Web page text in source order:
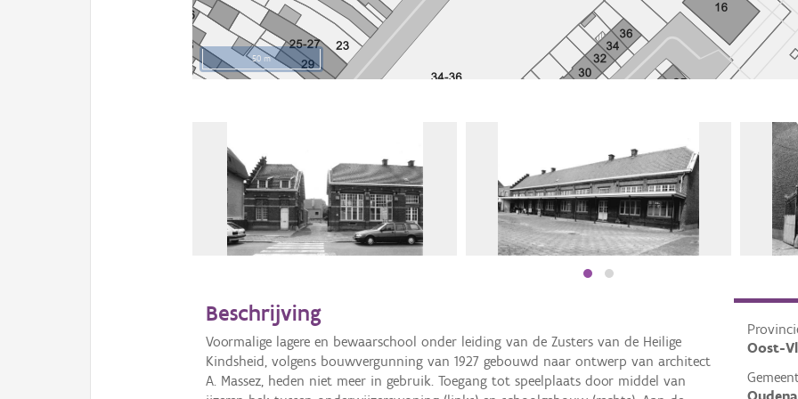
50 m
Oost-
Beschrijving
Voormalige lagere en bewaarschool onder leiding van de Zusters van de Heilige
Kindsheid, volgens bouwvergunning van 1927 gebouwd naar ontwerp van architect
A. Massez, heden niet meer in gebruik. Toegang tot speelplaats door middel van